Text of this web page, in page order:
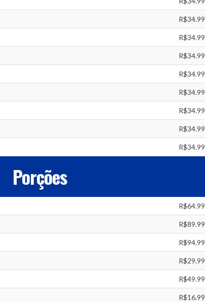
R$34.99
R$34.99
R$34.99
R$34.99
R$34.99
R$34.99
R$34.99
R$34.99
Porções
R$64.99
R$89.99
R$94.99
R$29.99
R$49.99
R$16.99